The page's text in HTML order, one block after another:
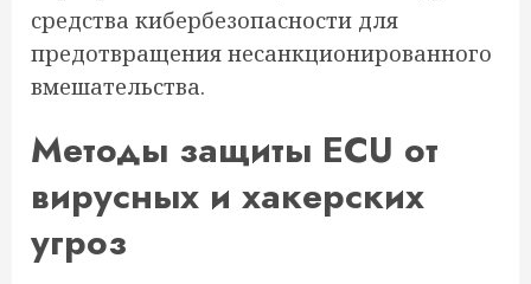
средства кибербезопасности для
предотвращения несанкционированного
вмешательства.
Методы защиты ECU от
вирусных и хакерских
угроз